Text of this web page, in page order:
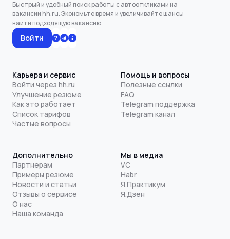
Быстрый и удобный поиск работы с автооткликами на
вакансии hh.ru. Экономьте время и увеличивайте шансы
найти подходящую вакансию.
Войти
Карьера и сервис
Войти через hh.ru
Улучшение резюме
Как это работает
Список тарифов
Частые вопросы
Помощь и вопросы
Полезные ссылки
FAQ
Telegram поддержка
Telegram канал
Дополнительно
Партнерам
Примеры резюме
Новости и статьи
Отзывы о сервисе
О нас
Наша команда
Мы в медиа
VC
Habr
Я.Практикум
Я.Дзен